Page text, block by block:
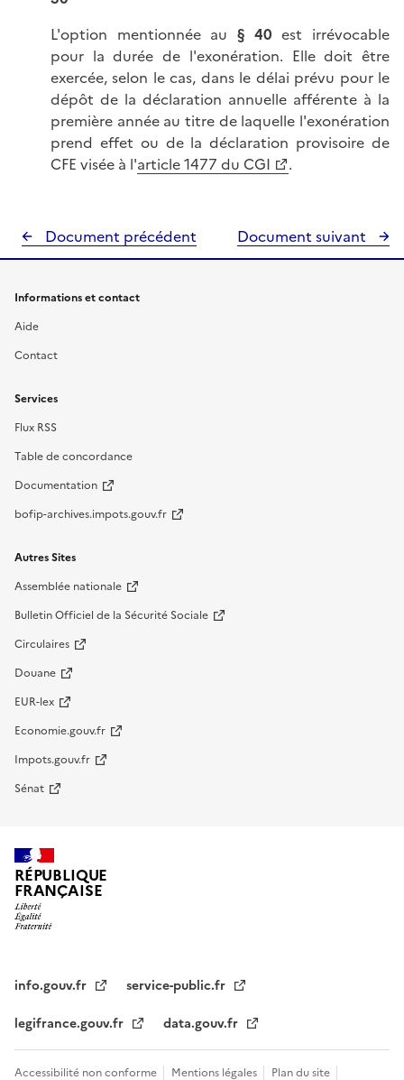
L'option mentionnée au § 40 est irrévocable
pour la durée de l'exonération. Elle doit être
exercée, selon le cas, dans le délai prévu pour le
dépôt de la déclaration annuelle afférente à la
première année au titre de laquelle l'exonération
prend effet ou de la déclaration provisoire de
CFE visée à l'article 1477 du CGI .
Document précédent Document suivant
Informations et contact
Aide
Contact
Services
Flux RSS
Table de concordance
Documentation
bofip-archives.impots.gouv.fr
Autres Sites
Assemblée nationale
Bulletin Officiel de la Sécurité Sociale
Circulaires
Douane
EUR-lex
Economie.gouv.fr
Impots.gouv.fr
Sénat
RÉPUBLIQUE
FRANÇAISE
info.gouv.fr
service-public.fr
legifrance.gouv.fr
data.gouv.fr
Accessibilité non conforme Mentions légales Plan du site